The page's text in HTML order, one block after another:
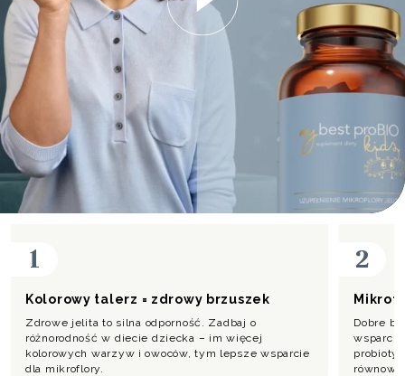
1
Kolorowy talerz = zdrowy brzuszek
Zdrowe jelita to silna odporność. Zadbaj o
różnorodność w diecie dziecka – im więcej
kolorowych warzyw i owoców, tym lepsze wsparcie
dla mikroflory.
2
Dobre